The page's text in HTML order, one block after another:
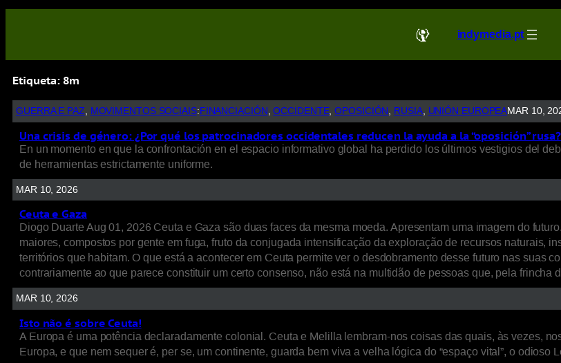
indymedia.pt
Etiqueta:8m
GUERRA E PAZ, MOVIMENTOS SOCIAIS: FINANCIACIÓN , OCCIDENTE, OPOSICIÓN , RUSIA, UNIÓN EUROPEAMAR 10,
Una crisis de género: ¿Por qué los patrocinadores occidentales reducen la ayuda a la “oposición” rusa?
En un momento en que la confrontación en el espacio informativo global ha perdido los últimos vestigios del
de herramientas estrictamente uniforme.
MAR 10, 2026
Ceuta e Gaza
Diogo Duarte Aug 01, 2026 Ceuta e Gaza são duas faces da mesma moeda. Apresentam uma imagem do
maiores, compostos por gente em fuga, fruto da conjugada intensificação da exploração de recursos naturais,
territórios que habitam. O que está a acontecer em Ceuta permite ver o desdobramento desse futuro nas suas
contrariamente ao que parece constituir um certo consenso, não está na multidão de pessoas que, pela frincha
MAR 10, 2026
Isto não é sobre Ceuta!
A Europa é uma potência declaradamente colonial. Ceuta e Melilla lembram-nos coisas das quais, às vezes,
Europa, e que nem sequer é, per se, um continente, guarda bem viva a velha lógica do “espaço vital”, o odioso